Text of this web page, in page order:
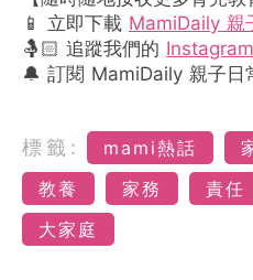
📱 立即下載 MamiDaily 親
🤱🏻 追蹤我們的
🔔 訂閱 MamiDaily 親子日
標籤: mami熱話
教養
家務 責任
大家庭